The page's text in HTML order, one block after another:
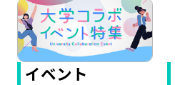
イベント